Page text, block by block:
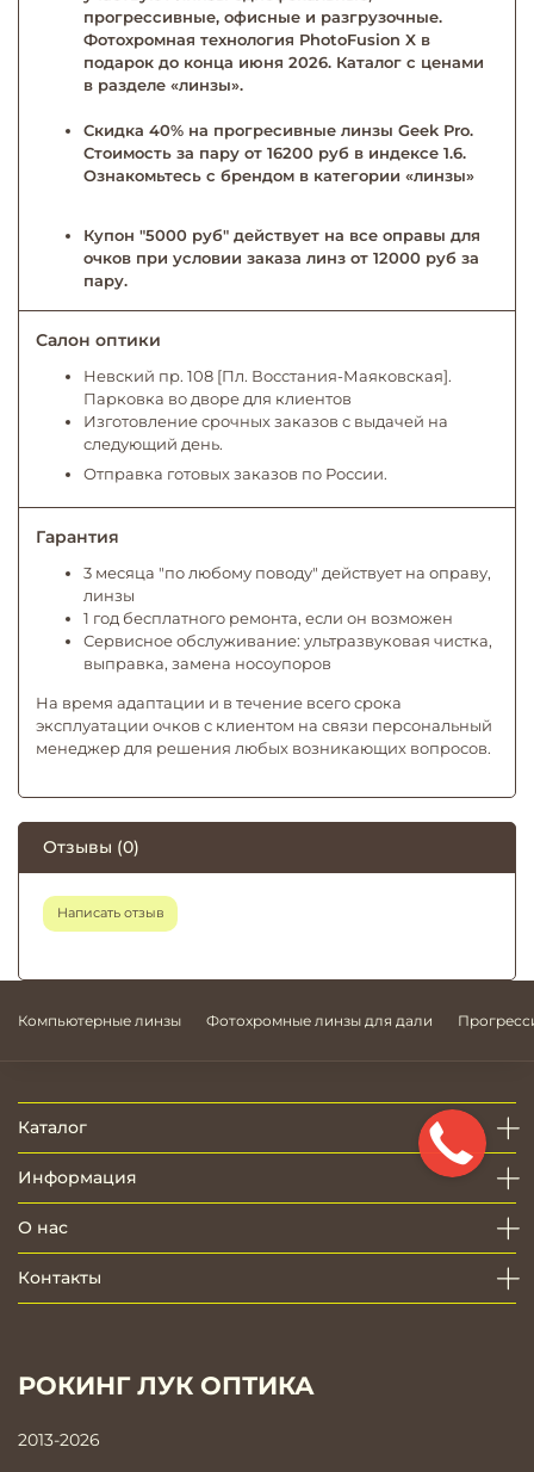
прогрессивные, офисные и разгрузочные.
Фотохромная технология PhotoFusion X в
подарок до конца июня 2026. Каталог с ценами
в разделе «линзы».
Скидка 40% на прогресивные линзы Geek Pro.
Стоимость за пару от 16200 руб в индексе 1.6.
Ознакомьтесь с брендом в категории «линзы»
Купон "5000 руб" действует на все оправы для
очков при условии заказа линз от 12000 руб за
пару.
Салон оптики
Невский пр. 108 [Пл. Восстания-Маяковская].
Парковка во дворе для клиентов
Изготовление срочных заказов с выдачей на
следующий день.
Отправка готовых заказов по России.
Гарантия
3 месяца "по любому поводу" действует на оправу,
линзы
1 год бесплатного ремонта, если он возможен
Сервисное обслуживание: ультразвуковая чистка,
выправка, замена носоупоров
На время адаптации и в течение всего срока
эксплуатации очков с клиентом на связи персональный
менеджер для решения любых возникающих вопросов.
Отзывы (0)
Написать отзыв
Компьютерные линзы Фотохромные линзы для дали
Каталог
Информация
О нас
Контакты
РОКИНГ ЛУК ОПТИКА
2013-2026